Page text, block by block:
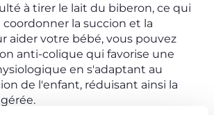
à tirer le lait du biberon, ce qui
la succion et la
aider votre bébé, vous pouvez
anti-colique qui favorise une
en s'adaptant au
de l'enfant, réduisant ainsi la